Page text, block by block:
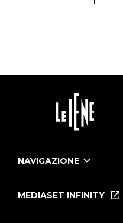
NAVIGAZIONE
Le Iene Presentano Inside
MEDIASET INFINITY